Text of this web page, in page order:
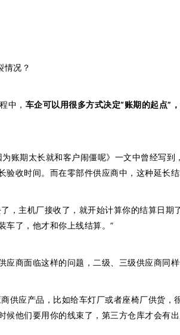
情况？
中， 车企可以用很多方式决定“账期的起点”
账期太长就和客户闹僵呢》一文中曾经写
收时间。而在零部件供应商中，这种延长结
，主机厂接收了，就开始计算你的结算日期
车了，他才和你上线结算。”
商面临这样的问题，二级、三级供应商同样
供应产品，比如给车灯厂或者座椅厂供货，
候他们要用你的线束了，第三方仓库才会有